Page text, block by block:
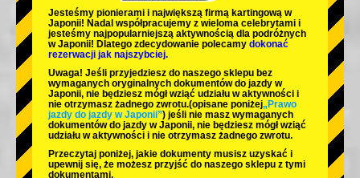
Tokyo Shibuya Annex Tokyo Bay
Tokyo Asakusa Osaka
Okinawa
Jesteśmy pionierami i największą firmą kartingową w
Japonii! Nadal współpracujemy z wieloma celebrytami i
jesteśmy najpopularniejszą aktywnością dla podróżnych
w Japonii! Dlatego zdecydowanie polecamy dokonać
rezerwacji jak najszybciej.
Uwaga! Jeśli przyjedziesz do naszego sklepu bez
wymaganych oryginalnych dokumentów do jazdy w
Japonii, nie będziesz mógł wziąć udziału w aktywności i
nie otrzymasz żadnego zwrotu.(opisane poniżej„Prawo
jazdy do jazdy w Japonii”) jeśli nie masz wymaganych
dokumentów do jazdy w Japonii, nie będziesz mógł wziąć
udziału w aktywności i nie otrzymasz żadnego zwrotu.
Przeczytaj poniżej, jakie dokumenty musisz uzyskać i
upewnij się, że możesz przyjść do naszego sklepu z tymi
dokumentami.